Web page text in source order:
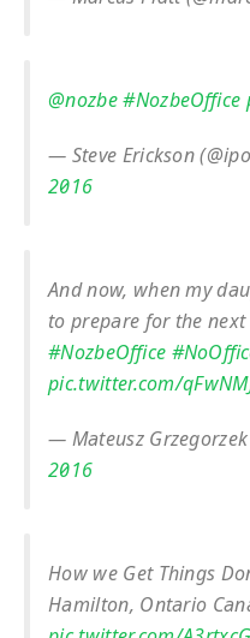
@nozbe#NozbeOffice
— Steve Erickson
2016
And now, when my
to prepare for the
#NozbeOffice
pic.twitter.com/
— Mateusz
2016
How we Get Things
Hamilton, Ontario